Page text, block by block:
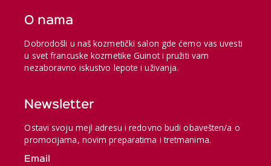
O nama
Dobrodošli u naš kozmetički salon gde ćemo vas uvesti
u svet francuske kozmetike Guinot i pružiti vam
nezaboravno iskustvo lepote i uživanja.
Newsletter
Ostavi svoju mejl adresu i redovno budi obavešten/a o
promocijama, novim preparatima i tretmanima.
Email